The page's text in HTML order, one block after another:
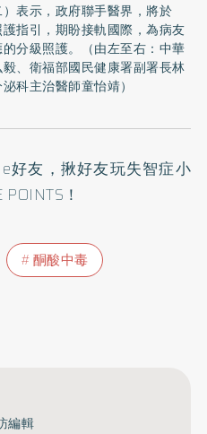
表示，政府聯手醫界，將於
指引，期盼接軌國際，為病友
分級照護。（由左至右：中華
、衛福部國民健康署副署長林
科主治醫師童怡靖）
好友 ，揪好友玩失智症小
！
酮酸中毒
編輯